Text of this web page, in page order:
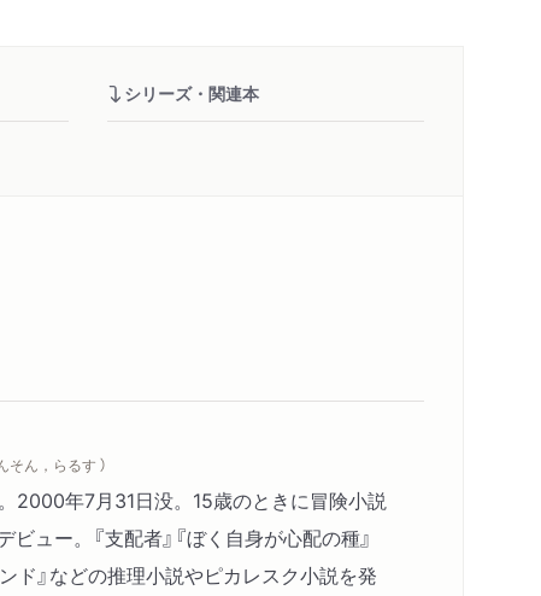
シリーズ・関連本
そん，らるす ）
2000年7月31日没。15歳のときに冒険小説
ビュー。『支配者』『ぼく自身が心配の種』
ド』などの推理小説やピカレスク小説を発